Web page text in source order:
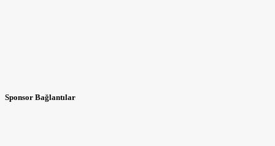
Sponsor Bağlantılar